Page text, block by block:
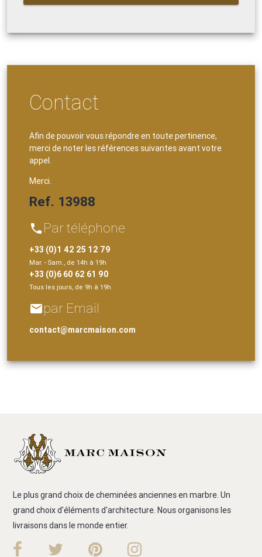
Contact
Afin de pouvoir vous répondre en toute pertinence,
merci de noter les références suivantes avant votre
appel.
Merci.
Ref. 13988
phone Par téléphone
+33 (0)1 42 25 12 79
Mar. - Sam., de 14h à 19h
+33 (0)6 60 62 61 90
Tous les jours, de 9h à 19h
emailpar Email
contact@marcmaison.com
Le plus grand choix de cheminées anciennes en marbre. Un
grand choix d'éléments d'architecture. Nous organisons les
livraisons dans le monde entier.